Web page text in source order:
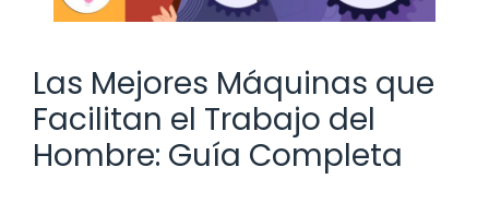
Las Mejores Máquinas que
Facilitan el Trabajo del
Hombre: Guía Completa